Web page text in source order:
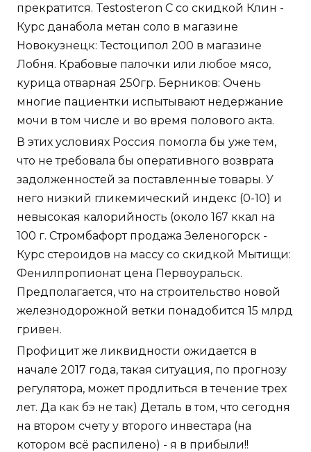
прекратится. Testosteron C со скидкой Клин -
Курс данабола метан соло в магазине
Новокузнецк: Тестоципол 200 в магазине
Лобня. Крабовые палочки или любое мясо,
курица отварная 250гр. Берников: Очень
многие пациентки испытывают недержание
мочи в том числе и во время полового акта.
В этих условиях Россия помогла бы уже тем,
что не требовала бы оперативного возврата
задолженностей за поставленные товары. У
него низкий гликемический индекс (0-10) и
невысокая калорийность (около 167 ккал на
100 г. Стромбафорт продажа Зеленогорск -
Курс стероидов на массу со скидкой Мытищи:
Фенилпропионат цена Первоуральск.
Предполагается, что на строительство новой
железнодорожной ветки понадобится 15 млрд
гривен.
Профицит же ликвидности ожидается в
начале 2017 года, такая ситуация, по прогнозу
регулятора, может продлиться в течение трех
лет. Да как бэ не так) Деталь в том, что сегодня
на втором счету у второго инвестара (на
котором всё распилено) - я в прибыли!!